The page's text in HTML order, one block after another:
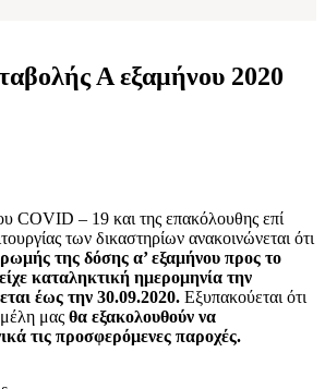
Α εξαμήνου 2020
COVID – 19 και της επακόλουθης επί
των δικαστηρίων ανακοινώνεται ότι
της δόσης α’ εξαμήνου προς το
καταληκτική ημερομηνία την
έως την 30.09.2020. Εξυπακούεται ότι
μας θα εξακολουθούν να
τις προσφερόμενες παροχές.